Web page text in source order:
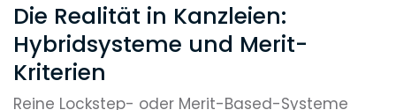
Die Realität in Kanzleien:
Hybridsysteme und Merit-
Kriterien
Reine Lockstep- oder Merit-Based-Systeme